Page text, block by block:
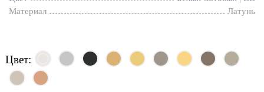
Материал
Латунь
Цвет: